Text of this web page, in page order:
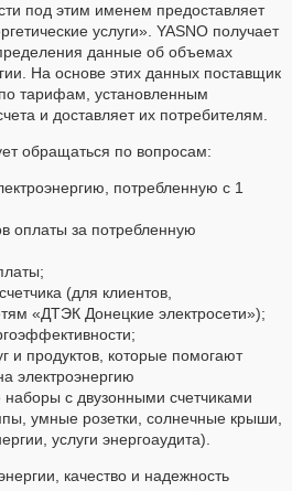
под этим именем предоставляет
услуги». YASNO получает
данные об объемах
На основе этих данных поставщик
тарифам, установленным
и доставляет их потребителям.
обращаться по вопросам:
потребленную с 1
оплаты за потребленную
(для клиентов,
«ДТЭК Донецкие электросети»);
и продуктов, которые помогают
электроэнергию
с двузонными счетчиками
умные розетки, солнечные крыши,
услуги энергоаудита).
качество и надежность